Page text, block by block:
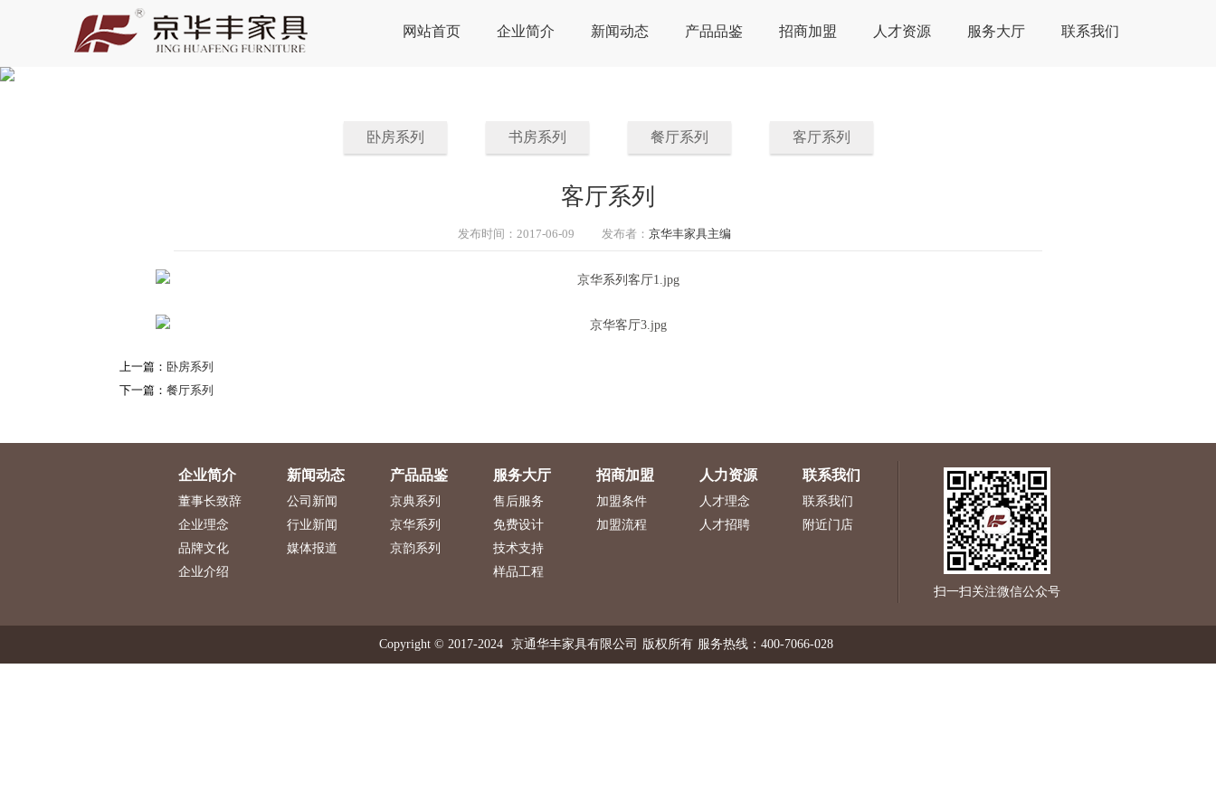
网站首页 企业简介 新闻动态 产品品鉴 招商加盟 人才资源 服务大厅 联系我们
卧房系列 书房系列 餐厅系列 客厅系列
客厅系列
发布时间： 2017-06-09 发布者： 京华丰家具主编
上一篇： 卧房系列
下一篇： 餐厅系列
企业简介
董事长致辞
企业理念
品牌文化
企业介绍
新闻动态
公司新闻
行业新闻
媒体报道
产品品鉴
京典系列
京华系列
京韵系列
服务大厅
售后服务
免费设计
技术支持
样品工程
招商加盟
加盟条件
加盟流程
人力资源
人才理念
人才招聘
联系我们
联系我们
附近门店
扫一扫关注微信公众号
Copyright © 2017-2024 京通华丰家具有限公司 版权所有 服务热线：400-7066-028